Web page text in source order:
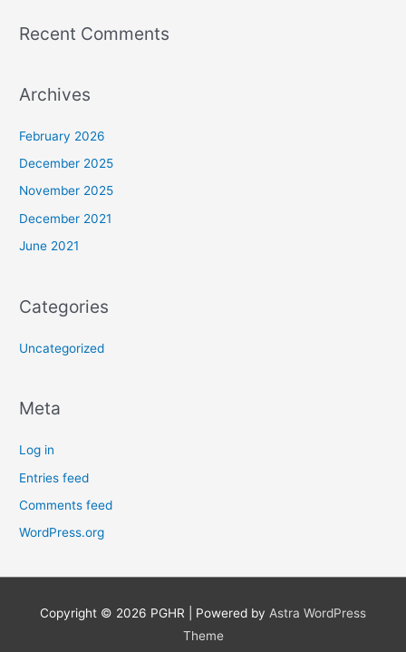
Recent Comments
Archives
February 2026
December 2025
November 2025
December 2021
June 2021
Categories
Uncategorized
Meta
Log in
Entries feed
Comments feed
WordPress.org
Copyright © 2026 PGHR | Powered by Astra WordPress
Theme